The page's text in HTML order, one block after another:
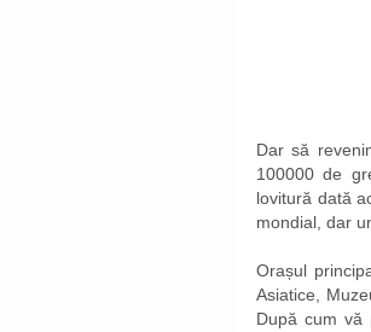
Dar să
100000 de
lovitură dată
mondial, dar
Orașul
Asiatice,
După cum vă